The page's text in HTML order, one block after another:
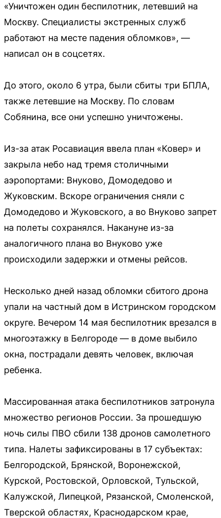
«Уничтожен один беспилотник, летевший на
Москву. Специалисты экстренных служб
работают на месте падения обломков», —
написал он в соцсетях.
До этого, около 6 утра, были сбиты три БПЛА,
также летевшие на Москву. По словам
Собянина, все они успешно уничтожены.
Из-за атак Росавиация ввела план «Ковер» и
закрыла небо над тремя столичными
аэропортами: Внуково, Домодедово и
Жуковским. Вскоре ограничения сняли с
Домодедово и Жуковского, а во Внуково запрет
на полеты сохранялся. Накануне из-за
аналогичного плана во Внуково уже
происходили задержки и отмены рейсов.
Несколько дней назад обломки сбитого дрона
упали на частный дом в Истринском городском
округе. Вечером 14 мая беспилотник врезался в
многоэтажку в Белгороде — в доме выбило
окна, пострадали девять человек, включая
ребенка.
Массированная атака беспилотников затронула
множество регионов России. За прошедшую
ночь силы ПВО сбили 138 дронов самолетного
типа. Налеты зафиксированы в 17 субъектах:
Белгородской, Брянской, Воронежской,
Курской, Ростовской, Орловской, Тульской,
Калужской, Липецкой, Рязанской, Смоленской,
Тверской областях, Краснодарском крае,